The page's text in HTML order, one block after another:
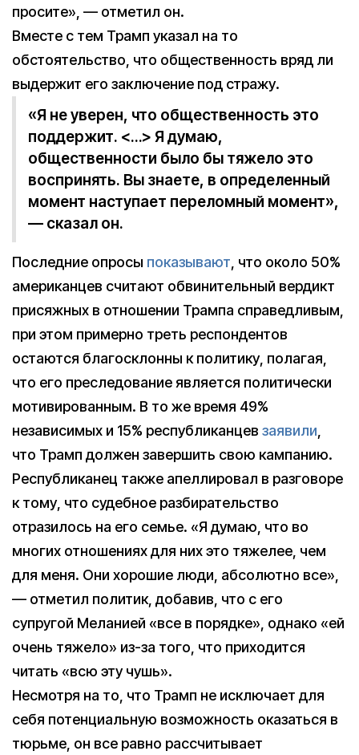
просите», — отметил он.
Вместе с тем Трамп указал на то
обстоятельство, что общественность вряд ли
выдержит его заключение под стражу.
«Я не уверен, что общественность это
поддержит. <…> Я думаю,
общественности было бы тяжело это
воспринять. Вы знаете, в определенный
момент наступает переломный момент»,
— сказал он.
Последние опросы показывают, что около 50%
американцев считают обвинительный вердикт
присяжных в отношении Трампа справедливым,
при этом примерно треть респондентов
остаются благосклонны к политику, полагая,
что его преследование является политически
мотивированным. В то же время 49%
независимых и 15% республиканцев заявили,
что Трамп должен завершить свою кампанию.
Республиканец также апеллировал в разговоре
к тому, что судебное разбирательство
отразилось на его семье. «Я думаю, что во
многих отношениях для них это тяжелее, чем
для меня. Они хорошие люди, абсолютно все»,
— отметил политик, добавив, что с его
супругой Меланией «все в порядке», однако «ей
очень тяжело» из-за того, что приходится
читать «всю эту чушь».
Несмотря на то, что Трамп не исключает для
себя потенциальную возможность оказаться в
тюрьме, он все равно рассчитывает